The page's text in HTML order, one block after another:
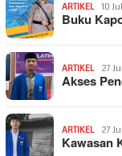
ARTIKEL 10
Buku
ARTIKEL 27
Akses
ARTIKEL 27
Kawasan